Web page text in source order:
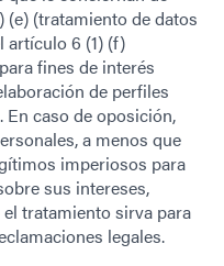
(tratamiento de datos
artículo 6 (1) (f)
fines de interés
de perfiles
En caso de oposición,
a menos que
imperiosos para
sus intereses,
tratamiento sirva para
legales.